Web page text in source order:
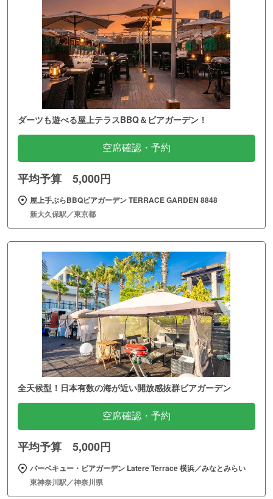
ダーツも遊べる屋上テラスBBQ＆ビアガーデン！
空席確認・予約
平均予算 5,000円
屋上手ぶらBBQビアガーデン TERRACE GARDEN 8848
新大久保駅／東京都
全天候型！日本有数の海が近い開放感抜群ビアガーデン
空席確認・予約
平均予算 5,000円
バーベキュー・ビアガーデン Latere Terrace 横浜／みなとみらい
東神奈川駅／神奈川県